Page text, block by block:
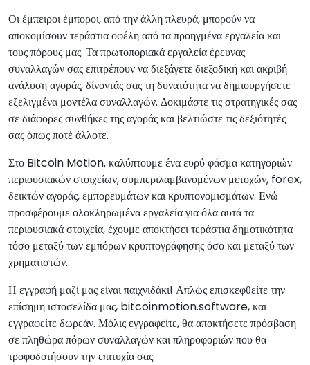
Οι έμπειροι έμποροι, από την άλλη πλευρά, μπορούν να
αποκομίσουν τεράστια οφέλη από τα προηγμένα εργαλεία και
τους πόρους μας. Τα πρωτοποριακά εργαλεία έρευνας
συναλλαγών σας επιτρέπουν να διεξάγετε διεξοδική και ακριβή
ανάλυση αγοράς, δίνοντάς σας τη δυνατότητα να δημιουργήσετε
εξελιγμένα μοντέλα συναλλαγών. Δοκιμάστε τις στρατηγικές σας
σε διάφορες συνθήκες της αγοράς και βελτιώστε τις δεξιότητές
σας όπως ποτέ άλλοτε.
Στο Bitcoin Motion, καλύπτουμε ένα ευρύ φάσμα κατηγοριών
περιουσιακών στοιχείων, συμπεριλαμβανομένων μετοχών, forex,
δεικτών αγοράς, εμπορευμάτων και κρυπτονομισμάτων. Ενώ
προσφέρουμε ολοκληρωμένα εργαλεία για όλα αυτά τα
περιουσιακά στοιχεία, έχουμε αποκτήσει τεράστια δημοτικότητα
τόσο μεταξύ των εμπόρων κρυπτογράφησης όσο και μεταξύ των
χρηματιστών.
Η εγγραφή μαζί μας είναι παιχνιδάκι! Απλώς επισκεφθείτε την
επίσημη ιστοσελίδα μας, bitcoinmotion.software, και
εγγραφείτε δωρεάν. Μόλις εγγραφείτε, θα αποκτήσετε πρόσβαση
σε πληθώρα πόρων συναλλαγών και πληροφοριών που θα
τροφοδοτήσουν την επιτυχία σας.